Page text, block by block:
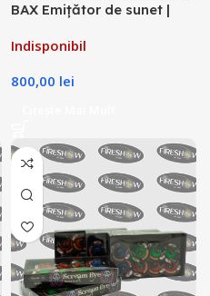
BAX Emițător de sunet |
K0203D
Indisponibil
800,00 lei